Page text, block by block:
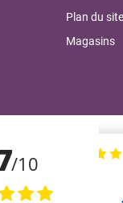
Plan du site
Magasins